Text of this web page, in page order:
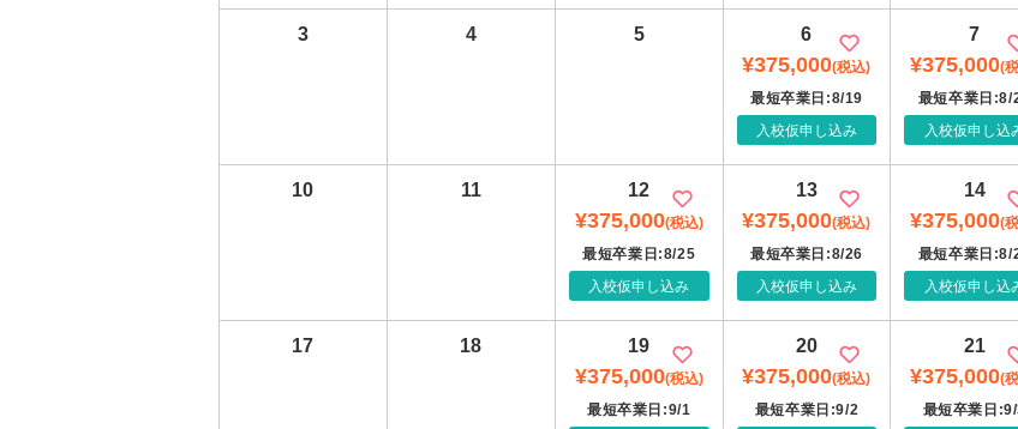
3 4 5 6
¥375,000(税込)
最短卒業日:8/19
入校仮申し込み
7
¥375,000(
最短卒業日:8/
入校仮申し込
10 11 12
¥375,000(税込)
最短卒業日:8/25
入校仮申し込み
13
¥375,000(税込)
最短卒業日:8/26
入校仮申し込み
14
¥375,000(
最短卒業日:8/
入校仮申し込
17 18 19
¥375,000(税込)
最短卒業日:9/1
20
¥375,000(税込)
最短卒業日:9/2
21
¥375,000(
最短卒業日